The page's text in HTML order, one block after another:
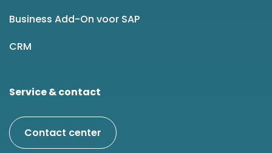
Business Add-On voor SAP
CRM
Service & contact
Contact center